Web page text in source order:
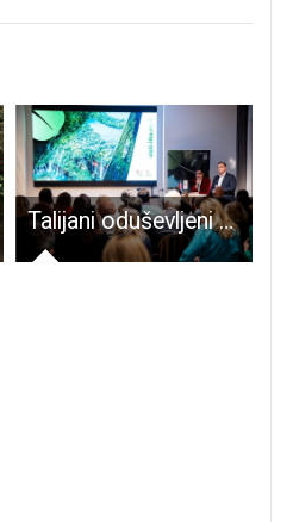
Talijani oduševljeni Ličko-senjskom županijom